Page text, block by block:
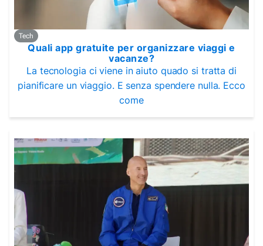
Tech
Quali app gratuite per organizzare viaggi e
vacanze?
La tecnologia ci viene in aiuto quado si tratta di
pianificare un viaggio. E senza spendere nulla. Ecco
come